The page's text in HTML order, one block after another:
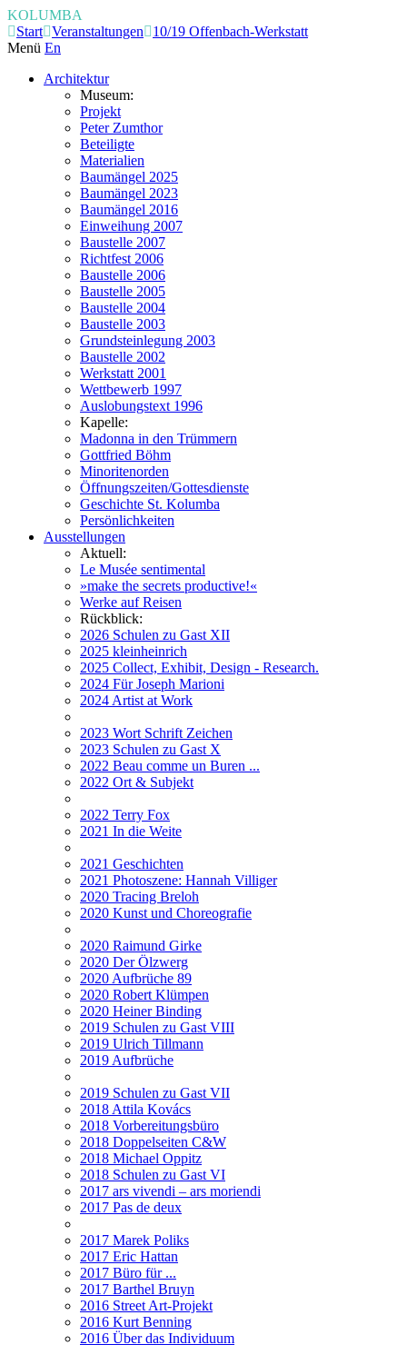
KOLUMBA
Start Veranstaltungen
10/19 Offenbach-Werkstatt
Menü En
Architektur
Museum:
Projekt
Peter Zumthor
Beteiligte
Materialien
Baumängel 2025
Baumängel 2023
Baumängel 2016
Einweihung 2007
Baustelle 2007
Richtfest 2006
Baustelle 2006
Baustelle 2005
Baustelle 2004
Baustelle 2003
Grundsteinlegung 2003
Baustelle 2002
Werkstatt 2001
Wettbewerb 1997
Auslobungstext 1996
Kapelle:
Madonna in den Trümmern
Gottfried Böhm
Minoritenorden
Öffnungszeiten/Gottesdienste
Geschichte St. Kolumba
Persönlichkeiten
Ausstellungen
Aktuell:
Le Musée sentimental
»make the secrets productive!«
Werke auf Reisen
Rückblick:
2026 Schulen zu Gast XII
2025 kleinheinrich
2025 Collect, Exhibit, Design - Research.
2024 Für Joseph Marioni
2024 Artist at Work
2023 Wort Schrift Zeichen
2023 Schulen zu Gast X
2022 Beau comme un Buren ...
2022 Ort & Subjekt
2022 Terry Fox
2021 In die Weite
2021 Geschichten
2021 Photoszene: Hannah Villiger
2020 Tracing Breloh
2020 Kunst und Choreografie
2020 Raimund Girke
2020 Der Ölzwerg
2020 Aufbrüche 89
2020 Robert Klümpen
2020 Heiner Binding
2019 Schulen zu Gast VIII
2019 Ulrich Tillmann
2019 Aufbrüche
2019 Schulen zu Gast VII
2018 Attila Kovács
2018 Vorbereitungsbüro
2018 Doppelseiten C&W
2018 Michael Oppitz
2018 Schulen zu Gast VI
2017 ars vivendi – ars moriendi
2017 Pas de deux
2017 Marek Poliks
2017 Eric Hattan
2017 Büro für ...
2017 Barthel Bruyn
2016 Street Art-Projekt
2016 Kurt Benning
2016 Über das Individuum